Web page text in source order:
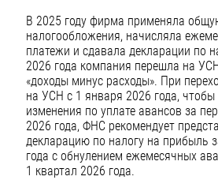
В 2025 году фирма применяла
налогообложения, начисляла
платежи и сдавала декларации по
2026 года компания перешла на
«доходы минус расходы». При
на УСН с 1 января 2026 года, чтобы
изменения по уплате авансов за
2026 года, ФНС рекомендует
декларацию по налогу на прибыль
года с обнулением ежемесячных
1 квартал 2026 года.